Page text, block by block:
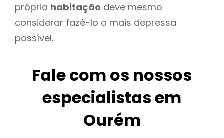
própria habitação deve mesmo
considerar fazê-lo o mais depressa
possível.
Fale com os nossos
especialistas em
Ourém